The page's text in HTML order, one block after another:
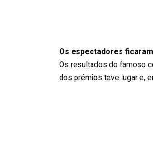
Os espectadores
Os resultados do famoso
dos prémios teve lugar e,